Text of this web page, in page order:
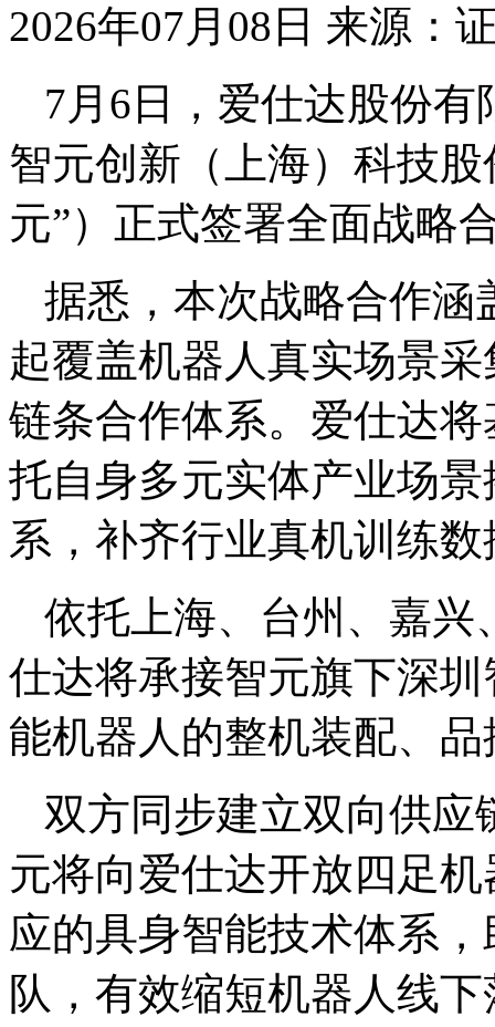
2026年07月08日 来源：
7月6日，爱仕达股份有
智元创新（上海）科技
元”）正式签署全面战略
据悉，本次战略合作涵
起覆盖机器人真实场景
链条合作体系。爱仕达
托自身多元实体产业场
系，补齐行业真机训练
依托上海、台州、嘉兴
仕达将承接智元旗下深
能机器人的整机装配、
双方同步建立双向供应
元将向爱仕达开放四足
应的具身智能技术体系
队，有效缩短机器人线